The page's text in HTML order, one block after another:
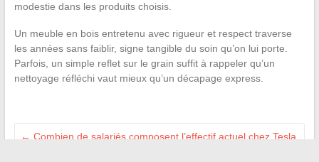
modestie dans les produits choisis.
Un meuble en bois entretenu avec rigueur et respect traverse
les années sans faiblir, signe tangible du soin qu’on lui porte.
Parfois, un simple reflet sur le grain suffit à rappeler qu’un
nettoyage réfléchi vaut mieux qu’un décapage express.
← Combien de salariés composent l’effectif actuel chez Tesla